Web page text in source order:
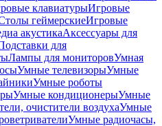
клавиатурыИгровые
геймерскиеИгровые
акустикаАксессуары для
для
Лампы для мониторовУмная
Умные телевизорыУмные
Умные роботы
Умные кондиционерыУмные
очистители воздухаУмные
Умные радиочасы,